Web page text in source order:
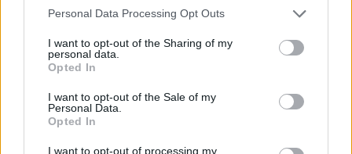
Please note that this website/app uses one or more Google
not limited to your visit or usage behaviour. You may click to
grant or deny consent to Google and its third-party tags to
use your data for below specified purposes in below Google
consent section.
Personal Data Processing Opt Outs
I want to opt-out of the Sharing of my
personal data.
Opted In
I want to opt-out of the Sale of my
Personal Data.
Opted In
I want to opt-out of processing my
Διαστημικός Σταθμός;
Το φαγητό που δεν λείπει ποτέ απ' το μενού της
Γερουσίας των ΗΠΑ έχει «άρωμα» Ελλάδας
Τραυματίστηκαν αστυνομικοί σε επεισόδια με
κουκουλοφόρους στη Θεσσαλονίκη